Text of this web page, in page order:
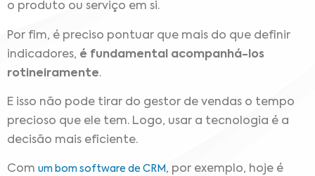
o produto ou serviço em si.
Por fim, é preciso pontuar que mais do que definir
indicadores, é fundamental acompanhá-los
rotineiramente.
E isso não pode tirar do gestor de vendas o tempo
precioso que ele tem. Logo, usar a tecnologia é a
decisão mais eficiente.
Com um bom software de CRM , por exemplo, hoje é